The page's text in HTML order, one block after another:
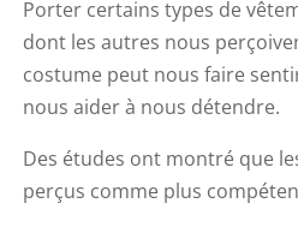
Porter certains types de
dont les autres nous
costume peut nous faire
nous aider à nous détendre.
Des études ont montré que
perçus comme plus